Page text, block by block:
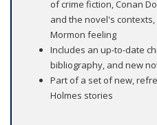
of crime fiction, Conan
and the novel's
Mormon feeling
Includes an up-to-date
bibliography, and new
Part of a set of new,
Holmes stories